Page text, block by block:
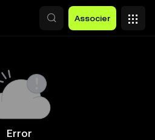
Associer
Error